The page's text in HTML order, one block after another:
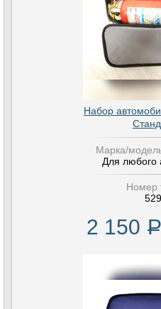
Набор
Марка/
Для любого
Номер
2 150 Р